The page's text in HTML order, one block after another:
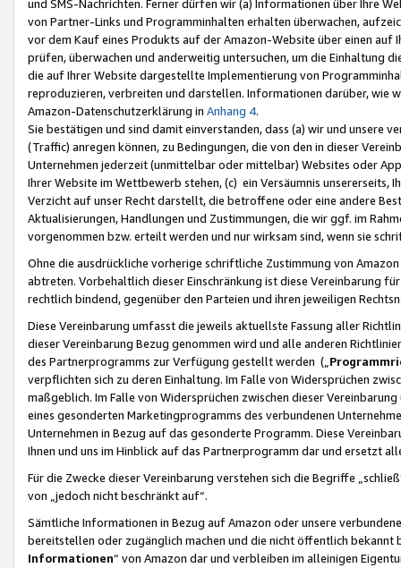
und SMS-Nachrichten. Ferner dürfen wir (a) Informationen über Ihre
von Partner-Links und Programminhalten erhalten überwachen,
vor dem Kauf eines Produkts auf der Amazon-Website über einen
prüfen, überwachen und anderweitig untersuchen, um die Einhaltung
die auf Ihrer Website dargestellte Implementierung von
reproduzieren, verbreiten und darstellen. Informationen darüber, wie
Amazon-Datenschutzerklärung in Anhang 4.
Sie bestätigen und sind damit einverstanden, dass (a) wir und
(Traffic) anregen können, zu Bedingungen, die von den in dieser
Unternehmen jederzeit (unmittelbar oder mittelbar) Websites oder
Ihrer Website im Wettbewerb stehen, (c) ein Versäumnis unsererseits,
Verzicht auf unser Recht darstellt, die betroffene oder eine andere
Aktualisierungen, Handlungen und Zustimmungen, die wir ggf. im
vorgenommen bzw. erteilt werden und nur wirksam sind, wenn sie
Ohne die ausdrückliche vorherige schriftliche Zustimmung von
abtreten. Vorbehaltlich dieser Einschränkung ist diese Vereinbarung
rechtlich bindend, gegenüber den Parteien und ihren jeweiligen
Diese Vereinbarung umfasst die jeweils aktuellste Fassung aller
dieser Vereinbarung Bezug genommen wird und alle anderen
des Partnerprogramms zur Verfügung gestellt werden („
verpflichten sich zu deren Einhaltung. Im Falle von Widersprüchen
maßgeblich. Im Falle von Widersprüchen zwischen dieser
eines gesonderten Marketingprogramms des verbundenen
Unternehmen in Bezug auf das gesonderte Programm. Diese
Ihnen und uns im Hinblick auf das Partnerprogramm dar und ersetzt
Für die Zwecke dieser Vereinbarung verstehen sich die Begriffe
von „jedoch nicht beschränkt auf“.
Sämtliche Informationen in Bezug auf Amazon oder unsere
bereitstellen oder zugänglich machen und die nicht öffentlich
Informationen“ von Amazon dar und verbleiben im alleinigen